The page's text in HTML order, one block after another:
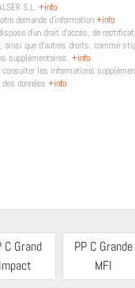
S.L. +info
demande d'information+info
d'un droit d'accès, de
ainsi que d'autres droits, comme
supplémentaires. +info
consulter les informations
données +info
C Grand
Impact
PP C Grande
MFI